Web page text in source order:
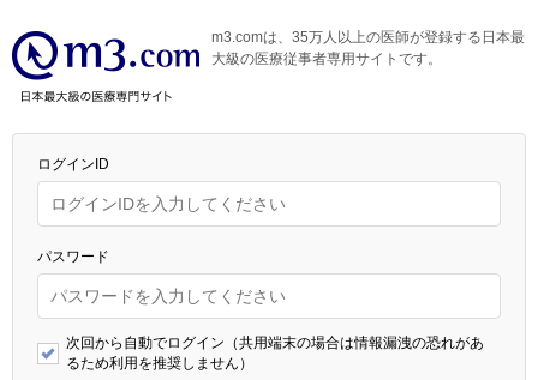
m3.comは、35万人以上の医師が登録する日本最
大級の医療従事者専用サイトです。
ログインID
パスワード
次回から自動でログイン（共用端末の場合は情報漏洩の恐れがあ
るため利用を推奨しません）